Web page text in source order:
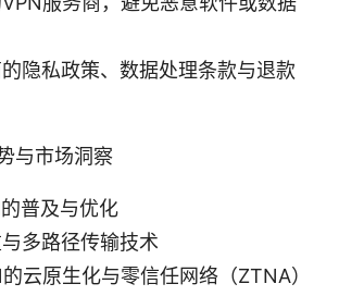
隐私政策、数据处理条款与退款
与市场洞察
普及与优化
多路径传输技术
云原生化与零信任网络（ZTNA）